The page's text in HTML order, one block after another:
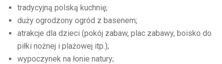
tradycyjną polską kuchnię;
duży ogrodzony ogród z basenem;
atrakcje dla dzieci (pokój zabaw, plac zabawy, boisko do
piłki nożnej i plażowej itp.);
wypoczynek na łonie natury;